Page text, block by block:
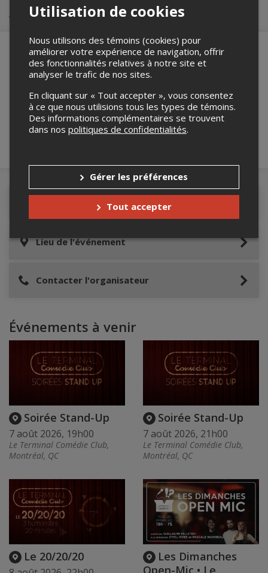
Achat de billets
Merci de confirmer que vous n'êtes pas un
robot ci-bas.
Détails de l'événement
Lieu de l'événement
Contacter l'organisateur
Événements à venir
Soirée Stand-Up
7 août 2026, 19h00
Le Terminal Comédie Club,
Montréal, QC
Soirée Stand-Up
7 août 2026, 21h00
Le Terminal Comédie Club,
Montréal, QC
Le 20/20/20
Les Dimanches
Open-Mic • Le
Utilisation de cookies
Nous utilisons des témoins (cookies) pour
améliorer votre expérience de navigation, offrir
des fonctionnalités relatives à notre site et
analyser le trafic de nos sites.
En cliquant sur « Tout accepter », vous consentez
à ce que nous utilisions tous les types de témoins.
Des informations complémentaires se trouvent
dans nos politiques de confidentialités.
Gérer les préférences
Tout accepter